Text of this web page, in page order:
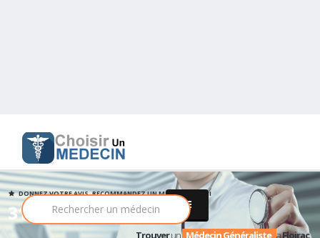
31 Médecin Généraliste
DONNEZ VOTRE AVIS, RECOMMANDEZ UN MEDECIN PARMI
Trouverun Médecin Généraliste aFloirac